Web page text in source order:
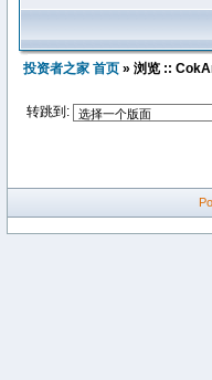
投资者之家 首页 » 浏览 ::
转跳到: